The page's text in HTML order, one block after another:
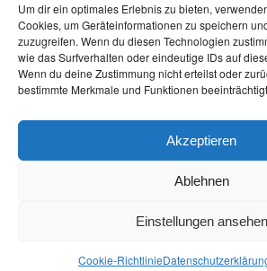
Um dir ein optimales Erlebnis zu bieten,
Cookies, um Geräteinformationen zu speichern
zuzugreifen. Wenn du diesen Technologien
wie das Surfverhalten oder eindeutige IDs auf
Wenn du deine Zustimmung nicht erteilst oder
bestimmte Merkmale und Funktionen
Akzeptieren
Ablehnen
Einstellungen ansehen
Cookie-Richtlinie
Klicke hier, um Marketing-
akzeptieren und diesen Inhalt
2026 Alle Rechte vorbehalten. Union der albanischen
Impressum
Datenschutzerklärung Satzung